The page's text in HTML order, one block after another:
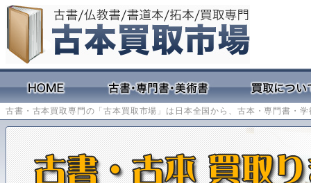
古書・古本買取専門の「古本買取市場」は日本全国から、古本・専門書・